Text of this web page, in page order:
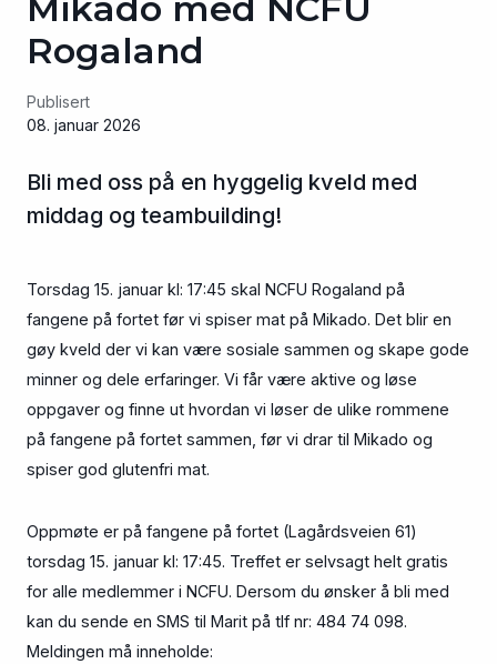
Rogaland
Publisert
08. januar 2026
Bli med oss på en hyggelig kveld med
middag og teambuilding!
Torsdag 15. januar kl: 17:45 skal NCFU Rogaland på
fangene på fortet før vi spiser mat på Mikado. Det blir en
gøy kveld der vi kan være sosiale sammen og skape gode
minner og dele erfaringer. Vi får være aktive og løse
oppgaver og finne ut hvordan vi løser de ulike rommene
på fangene på fortet sammen, før vi drar til Mikado og
spiser god glutenfri mat.
Oppmøte er på fangene på fortet (Lagårdsveien 61)
torsdag 15. januar kl: 17:45. Treffet er selvsagt helt gratis
for alle medlemmer i NCFU. Dersom du ønsker å bli med
kan du sende en SMS til Marit på tlf nr: 484 74 098.
Meldingen må inneholde: